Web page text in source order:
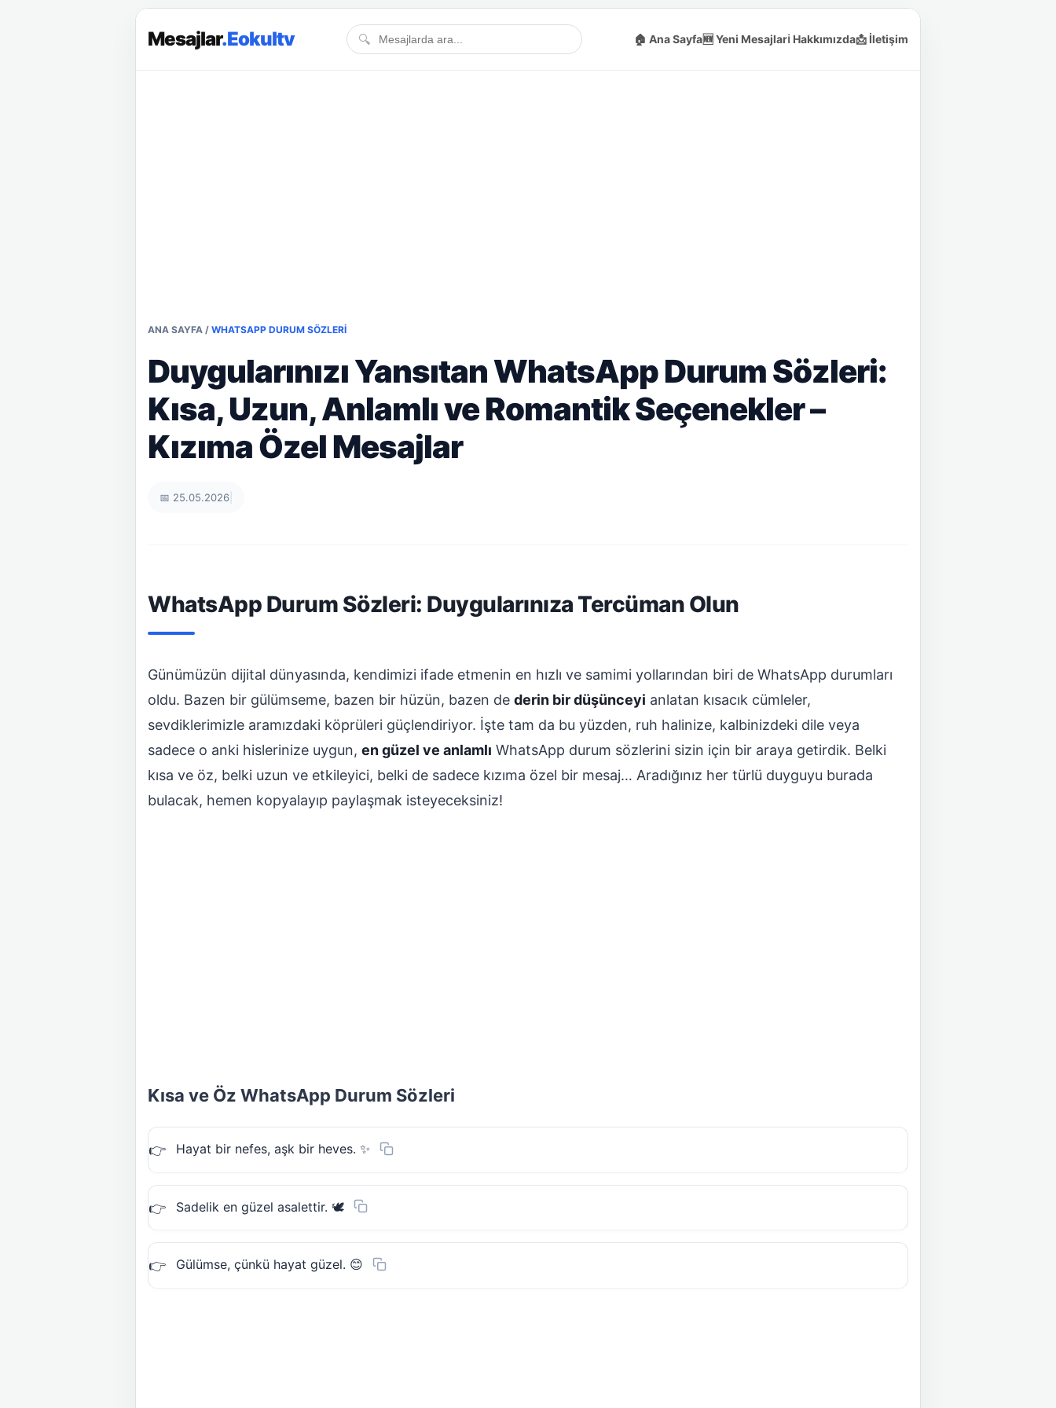
Mesajlar.Eokultv 🔍 🏠 Ana Sayfa🆕 Yeni Mesajlarℹ️ Hakkımızda📩 İletişim
ANA SAYFA / WHATSAPP DURUM SÖZLERI
Duygularınızı Yansıtan WhatsApp Durum Sözleri:
Kısa, Uzun, Anlamlı ve Romantik Seçenekler –
Kızıma Özel Mesajlar
📅 25.05.2026
WhatsApp Durum Sözleri: Duygularınıza Tercüman Olun
Günümüzün dijital dünyasında, kendimizi ifade etmenin en hızlı ve samimi yollarından biri de WhatsApp durumları
oldu. Bazen bir gülümseme, bazen bir hüzün, bazen de derin bir düşünceyi anlatan kısacık cümleler,
sevdiklerimizle aramızdaki köprüleri güçlendiriyor. İşte tam da bu yüzden, ruh halinize, kalbinizdeki dile veya
sadece o anki hislerinize uygun, en güzel ve anlamlı WhatsApp durum sözlerini sizin için bir araya getirdik. Belki
kısa ve öz, belki uzun ve etkileyici, belki de sadece kızıma özel bir mesaj… Aradığınız her türlü duyguyu burada
bulacak, hemen kopyalayıp paylaşmak isteyeceksiniz!
Kısa ve Öz WhatsApp Durum Sözleri
Hayat bir nefes, aşk bir heves. ✨
Sadelik en güzel asalettir. 🕊️
Gülümse, çünkü hayat güzel. 😊